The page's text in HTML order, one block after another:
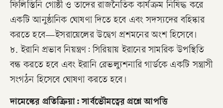
ফিলিস্তিনি গোষ্ঠী ও তাদের রাজনৈতিক কার্যক্রম নিষিদ্ধ করে
একটি আনুষ্ঠানিক ঘোষণা দিতে হবে এবং সদস্যদের বহিষ্কার
করতে হবে—ইসরায়েলের উদ্বেগ প্রশমনের অংশ হিসেবে।
৮. ইরানি প্রভাব নিয়ন্ত্রণ: সিরিয়ায় ইরানের সামরিক উপস্থিতি
বন্ধ করতে হবে এবং ইরানি রেভল্যুশনারি গার্ডকে একটি সন্ত্রাসী
সংগঠন হিসেবে ঘোষণা করতে হবে।
দামেস্কের প্রতিক্রিয়া: সার্বভৌমত্বের প্রশ্নে আপত্তি